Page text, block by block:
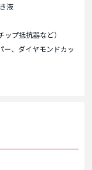
液
プ抵抗器など）
、ダイヤモンドカッ